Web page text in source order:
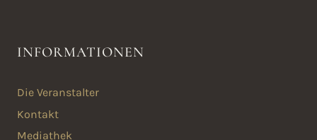
INFORMATIONEN
Die Veranstalter
Kontakt
Mediathek